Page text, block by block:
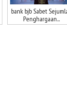
bank bjb Sabet
Penghargaan...